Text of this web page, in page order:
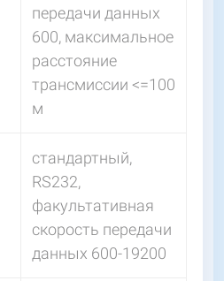
передачи данных
600, максимальное
расстояние
трансмиссии <=100
м
стандартный,
RS232,
факультативная
скорость передачи
данных 600-19200